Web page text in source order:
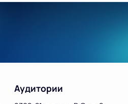
Аудитории